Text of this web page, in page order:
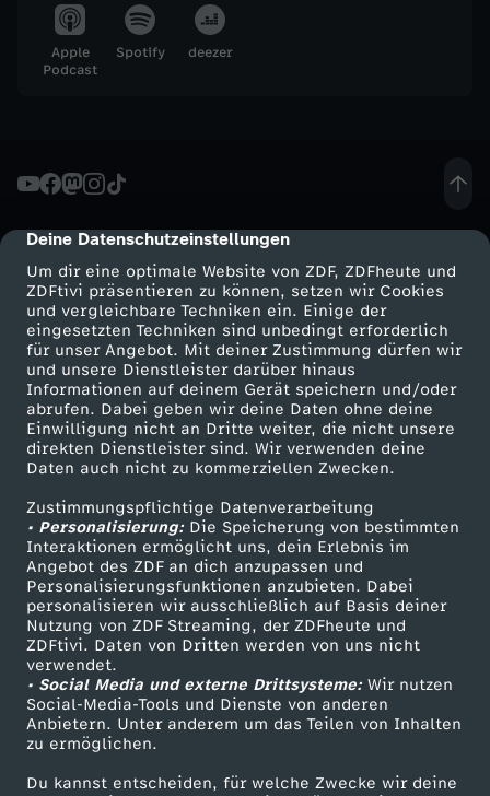
cmp-dialog-description
Deine Datenschutzeinstellungen
Um dir eine optimale Website von ZDF, ZDFheute und
ZDFtivi präsentieren zu können, setzen wir Cookies
und vergleichbare Techniken ein. Einige der
eingesetzten Techniken sind unbedingt erforderlich
für unser Angebot. Mit deiner Zustimmung dürfen wir
und unsere Dienstleister darüber hinaus
Informationen auf deinem Gerät speichern und/oder
abrufen. Dabei geben wir deine Daten ohne deine
Einwilligung nicht an Dritte weiter, die nicht unsere
direkten Dienstleister sind. Wir verwenden deine
Daten auch nicht zu kommerziellen Zwecken.
Zustimmungspflichtige Datenverarbeitung
• Personalisierung:Die Speicherung von bestimmten
Interaktionen ermöglicht uns, dein Erlebnis im
Angebot des ZDF an dich anzupassen und
Personalisierungsfunktionen anzubieten. Dabei
personalisieren wir ausschließlich auf Basis deiner
Nutzung von ZDF Streaming, der ZDFheute und
ZDFtivi. Daten von Dritten werden von uns nicht
verwendet.
• Social Media und externe Drittsysteme:Wir nutzen
Social-Media-Tools und Dienste von anderen
Anbietern. Unter anderem um das Teilen von Inhalten
zu ermöglichen.
Du kannst entscheiden, für welche Zwecke wir deine
u
r
a
l
v
o
m
0
5
.
0
6
.
2
Apple
Podcast
Spotify deezer
Mehr ZDF
ZDF-Apps
Smart TV
ZDFtext
Livestreams
Sendungen A-Z
TV-Programm
Service
ZDFmitreden
Kontakt zum ZDF
Tickets
Zuschauerservice
Hilfe
ZDF Unternehmen
Karriere